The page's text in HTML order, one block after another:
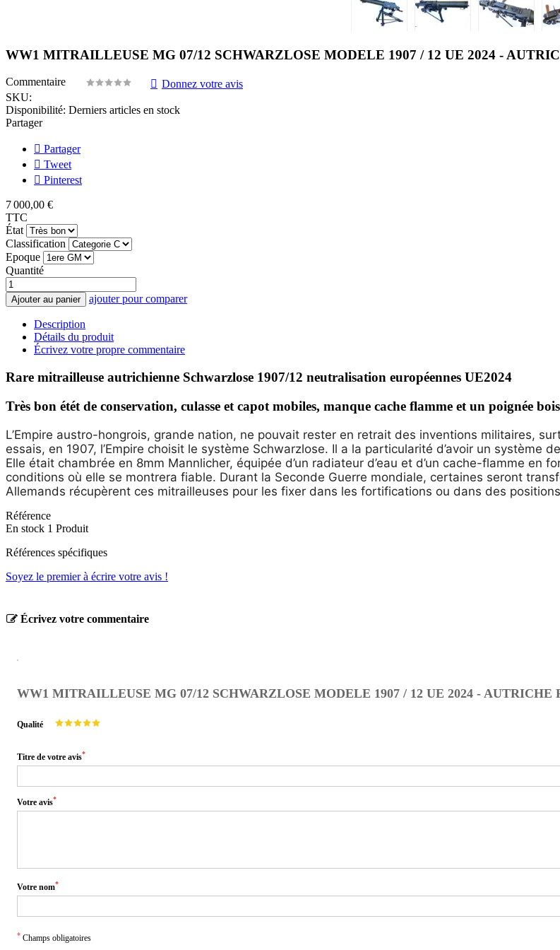
WW1 MITRAILLEUSE MG 07/12 SCHWARZLOSE MODELE 1907 / 12 UE 2024 -
Commentaire
Donnez votre avis
SKU:
Disponibilité: Derniers articles en stock
Partager
Partager
Tweet
Pinterest
7 000,00 €
TTC
État
Classification
Epoque
Quantité
Ajouter au panier ajouter pour comparer
Description
Détails du produit
Écrivez votre propre commentaire
Rare mitrailleuse autrichienne Schwarzlose 1907/12 neutralisation européennes UE2024
Très bon étét de conservation, culasse et capot mobiles, manque cache flamme et un poignée
L’Empire austro-hongrois, grande nation, ne pouvait rester en retrait des inventions militaires,
essais, en 1907, l’Empire choisit le système Schwarzlose. Il a la particularité d’avoir un système
Elle était chambrée en 8mm Mannlicher, équipée d’un radiateur d’eau et d’un cache-flamme en
conditions où elle se montrera fiable. Durant la Seconde Guerre mondiale, certaines seront
Allemands récupèrent ces mitrailleuses pour les fixer dans les fortifications ou dans des
Référence
En stock 1 Produit
Références spécifiques
Soyez le premier à écrire votre avis !
Écrivez votre commentaire
WW1 MITRAILLEUSE MG 07/12 SCHWARZLOSE MODELE 1907 / 12 UE 2024 -
Qualité
Titre de votre avis*
Votre avis*
Votre nom*
* Champs obligatoires